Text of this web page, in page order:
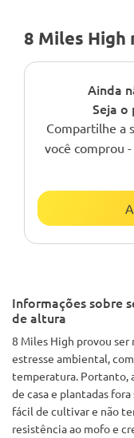
8 Miles High
Ainda
Seja o
Compartilhe a
você comprou
Informações sobre
de altura
8 Miles High provou
estresse ambiental,
temperatura. Portanto,
de casa e plantadas
fácil de cultivar e não
resistência ao mofo e